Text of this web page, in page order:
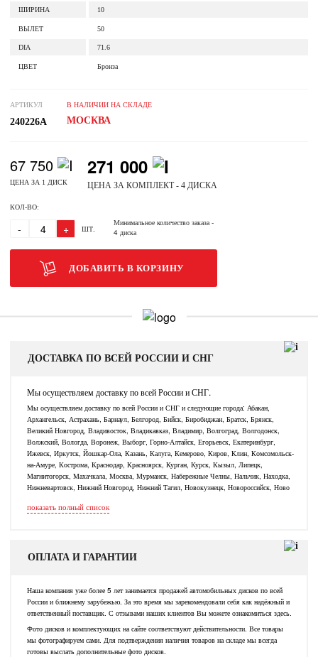
ШИРИНА 10
ВЫЛЕТ 50
DIA 71.6
ЦВЕТ Бронза
АРТИКУЛ
240226A
В НАЛИЧИИ НА СКЛАДЕ
МОСКВА
67 750
ЦЕНА ЗА 1 ДИСК
271 000
ЦЕНА ЗА КОМПЛЕКТ - 4 ДИСКА
КОЛ-ВО:
- + ШТ.
Минимальное количество заказа-
4 диска
ДОБАВИТЬ В КОРЗИНУ
ДОСТАВКА ПО ВСЕЙ РОССИИ И СНГ
Мы осуществляем доставку по всей России и СНГ.
Мы осуществляем доставку по всей России и СНГ и следующие города: Абакан,
Архангельск, Астрахань, Барнаул, Белгород, Бийск, Биробиджан, Братск, Брянск,
Великий Новгород, Владивосток, Владикавказ, Владимир, Волгоград, Волгодонск,
Волжский, Вологда, Воронеж, Выборг, Горно-Алтайск, Егорьевск, Екатеринбург,
Ижевск, Иркутск, Йошкар-Ола, Казань, Калуга, Кемерово, Киров, Клин, Комсомольск-
на-Амуре, Кострома, Краснодар, Красноярск, Курган, Курск, Кызыл, Липецк,
Магнитогорск, Махачкала, Москва, Мурманск, Набережные Челны, Нальчик, Находка,
Нижневартовск, Нижний Новгород, Нижний Тагил, Новокузнецк, Новороссийск, Ново
показать полный список
ОПЛАТА И ГАРАНТИИ
Наша компания уже более 5 лет занимается продажей автомобильных дисков по всей
России и ближнему зарубежью. За это время мы зарекомендовали себя как надёжный и
ответственный поставщик. С отзывами наших клиентов Вы можете ознакомиться здесь.
Фото дисков и комплектующих на сайте соответствуют действительности. Все товары
мы фотографируем сами. Для подтверждения наличия товаров на складе мы всегда
готовы выслать дополнительные фото дисков.